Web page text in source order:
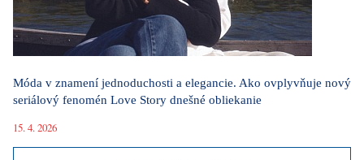
Móda v znamení jednoduchosti a elegancie. Ako ovplyvňuje nový
seriálový fenomén Love Story dnešné obliekanie
15. 4. 2026